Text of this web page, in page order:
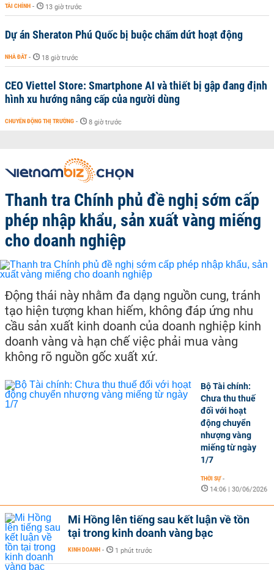
TÀI CHÍNH - 13 giờ trước
Dự án Sheraton Phú Quốc bị buộc chấm dứt hoạt động
NHÀ ĐẤT - 18 giờ trước
CEO Viettel Store: Smartphone AI và thiết bị gập đang định
hình xu hướng nâng cấp của người dùng
CHUYỂN ĐỘNG THỊ TRƯỜNG - 8 giờ trước
Thanh tra Chính phủ đề nghị sớm cấp
phép nhập khẩu, sản xuất vàng miếng
cho doanh nghiệp
Động thái này nhằm đa dạng nguồn cung, tránh
tạo hiện tượng khan hiếm, không đáp ứng nhu
cầu sản xuất kinh doanh của doanh nghiệp kinh
doanh vàng và hạn chế việc phải mua vàng
không rõ nguồn gốc xuất xứ.
Bộ Tài chính:
Chưa thu thuế
đối với hoạt
động chuyển
nhượng vàng
miếng từ ngày
1/7
THỜI SỰ -
14:06 | 30/06/2026
Mi Hồng lên tiếng sau kết luận về tồn
tại trong kinh doanh vàng bạc
KINH DOANH - 1 phút trước